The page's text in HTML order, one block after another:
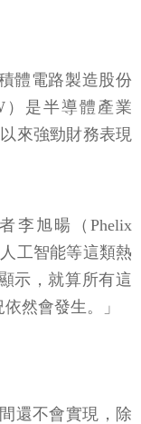
體電路製造股份
）是半導體產業
來強勁財務表現
李旭暘（Phelix
工智能等這類熱
示，就算所有這
然會發生。」
還不會實現，除